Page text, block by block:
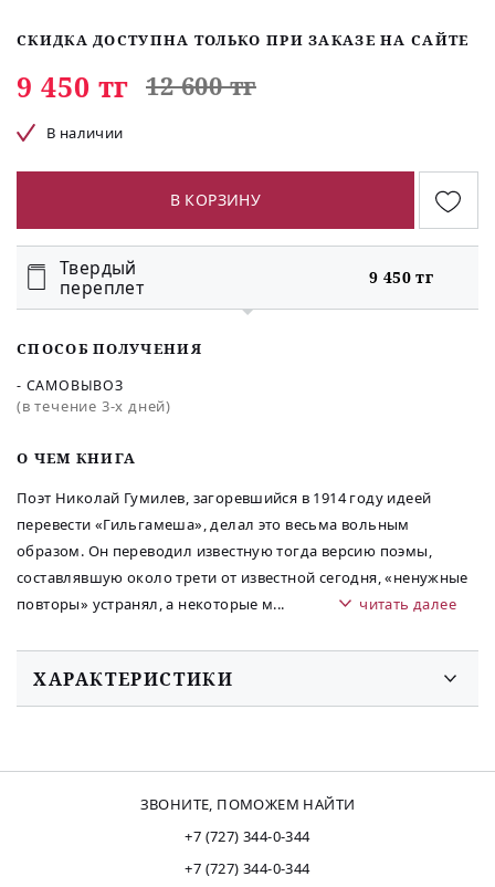
O ЧЕМ КНИГА
Поэт Николай Гумилев, загоревшийся в 1914 году идеей
перевести «Гильгамеша», делал это весьма вольным
образом. Он переводил известную тогда версию поэмы,
составлявшую около трети от известной сегодня, «ненужные
повторы» устранял, а некоторые м... читать далее
СКИДКА ДОСТУПНА ТОЛЬКО ПРИ ЗАКАЗЕ НА САЙТЕ
9 450 тг 12 600 тг
В наличии
В КОРЗИНУ
Твердый
переплет
9 450 тг
СПОСОБ ПОЛУЧЕНИЯ
- САМОВЫВОЗ
(в течение 3-х дней)
ХАРАКТЕРИСТИКИ
ЗВОНИТЕ, ПОМОЖЕМ НАЙТИ
+7 (727) 344-0-344
+7 (727) 344-0-344